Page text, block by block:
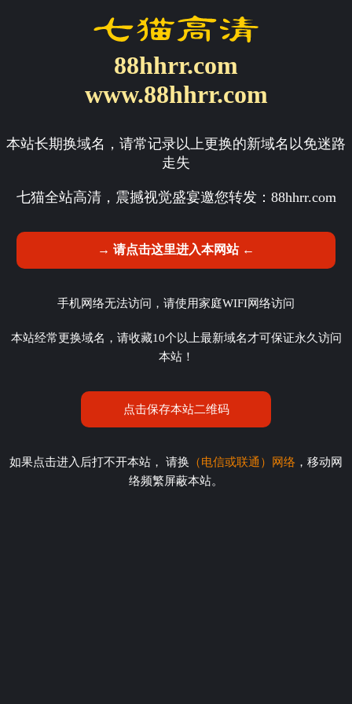
88hhrr.com
www.88hhrr.com
本站长期换域名，请常记录以上更换的新域名以免迷路
走失
七猫全站高清，震撼视觉盛宴邀您转发： 88hhrr.com
→ 请点击这里进入本网站 ←
手机网络无法访问，请使用家庭WIFI网络访问
本站经常更换域名，请收藏10个以上最新域名才可保证永久访问
本站！
点击保存本站二维码
如果点击进入后打不开本站， 请换 （电信或联通）网络 ，移动网
络频繁屏蔽本站。